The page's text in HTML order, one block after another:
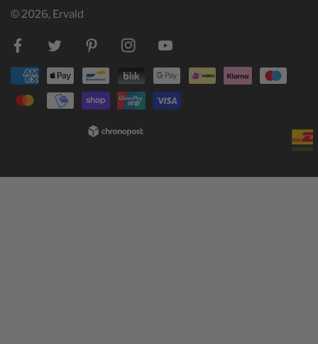
© 2026, Ervald
FacebookTwitter PinterestInstagram
Payment
methods